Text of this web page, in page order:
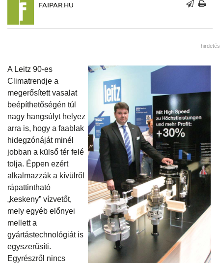
FAIPAR.HU
hirdetés
A Leitz 90-es
Climatrendje a
megerősített vasalat
beépíthetőségén túl
nagy hangsúlyt helyez
arra is, hogy a faablak
hidegzónáját minél
jobban a külső tér felé
tolja. Éppen ezért
alkalmazzák a kívülről
rápattintható
„keskeny” vízvetőt,
mely egyéb előnyei
mellett a
gyártástechnológiát is
egyszerűsíti.
Egyrészről nincs